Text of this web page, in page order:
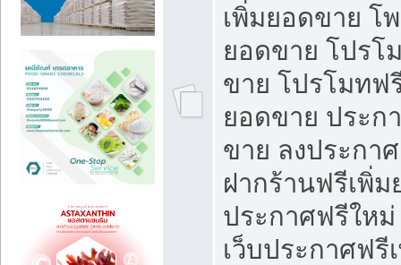
เพิ่มยอดขาย โ
ยอดขาย โปรโ
ขาย โปรโมทฟ
ยอดขาย ประก
ขาย ลงประกา
ฝากร้านฟรีเพิ่ม
ประกาศฟรีให
เว็บประกาศฟรี